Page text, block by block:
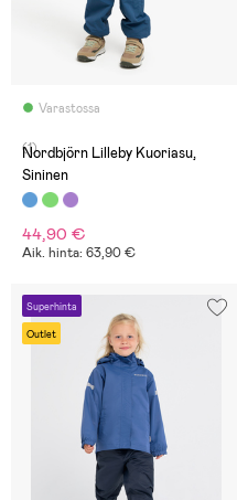
Varastossa
(1)
Nordbjörn Lilleby Kuoriasu,
Sininen
44,90 €
Aik. hinta: 63,90 €
Superhinta
Outlet